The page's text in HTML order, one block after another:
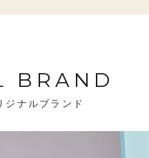
BRAND
ジナルブランド